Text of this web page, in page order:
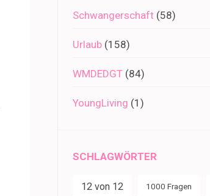
Schwangerschaft (58)
Urlaub (158)
WMDEDGT (84)
YoungLiving (1)
SCHLAGWÖRTER
12 von 12 1000 Fragen